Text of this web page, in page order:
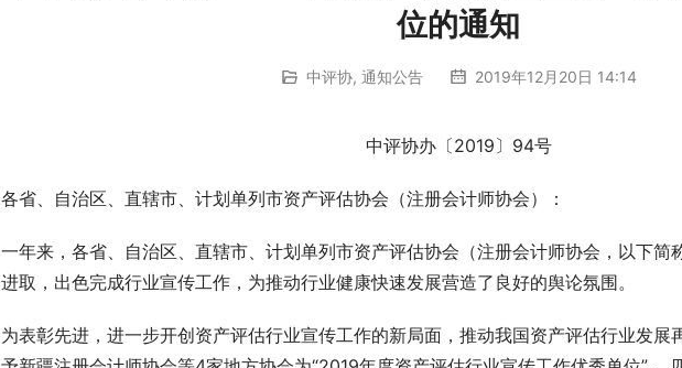
位的通知
中评协, 通知公告 2019年12月20日 14:14
中评协办〔2019〕94号
各省、自治区、直辖市、计划单列市资产评估协会（注册会计师协会）：
一年来，各省、自治区、直辖市、计划单列市资产评估协会（注册会计师协会，以下简
进取，出色完成行业宣传工作，为推动行业健康快速发展营造了良好的舆论氛围。
为表彰先进，进一步开创资产评估行业宣传工作的新局面，推动我国资产评估行业发展